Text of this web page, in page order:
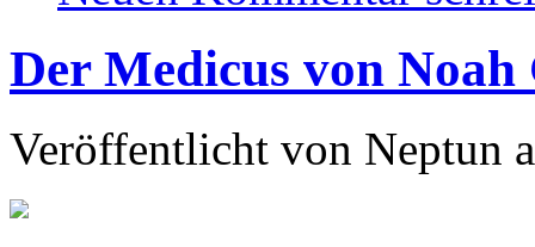
Der Medicus von Noah
Veröffentlicht von Neptun